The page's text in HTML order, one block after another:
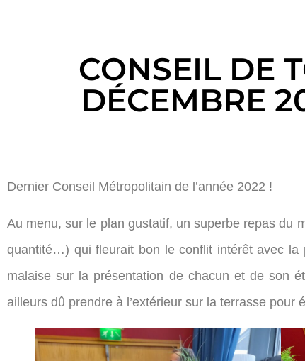
CONSEIL DE
DÉCEMBRE
Dernier Conseil Métropolitain de l’année 2022 !
Au menu, sur le plan gustatif, un superbe repas du
quantité…) qui fleurait bon le conflit intérêt avec la
malaise sur la présentation de chacun et de son
ailleurs dû prendre à l’extérieur sur la terrasse pour